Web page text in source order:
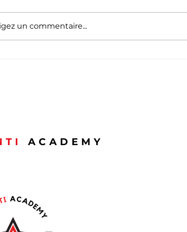
un commentaire...
ACADEMY